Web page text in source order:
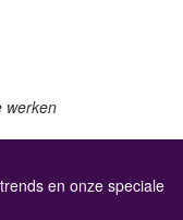
werken
en onze speciale